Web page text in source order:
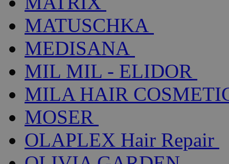
MATUSCHKA
MEDISANA
MIL MIL - ELIDOR
MILA HAIR
MOSER
OLAPLEX Hair Repair